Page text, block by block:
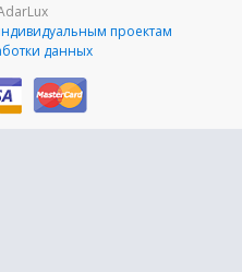
проектам
данных